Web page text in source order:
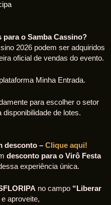
o Samba Cassino?
2026 podem ser adquiridos
oficial de vendas do evento.
Minha Entrada.
para escolher o setor
de lotes.
desconto – Clique aqui!
desconto para o Virô Festa
experiência única.
no campo “Liberar
e aproveite,